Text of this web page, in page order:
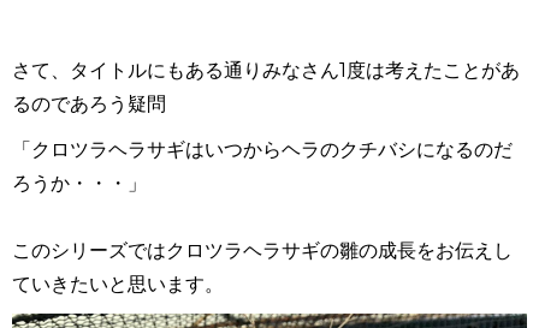
さて、タイトルにもある通りみなさん1度は考えたことがあ
るのであろう疑問
「クロツラヘラサギはいつからヘラのクチバシになるのだ
ろうか・・・」
このシリーズではクロツラヘラサギの雛の成長をお伝えし
ていきたいと思います。